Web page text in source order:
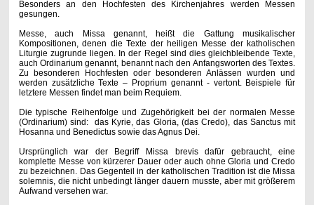
Besonders an den Hochfesten des Kirchenjahres werden Messen
gesungen.
Messe, auch Missa genannt, heißt die
Gattung musikalischer
Kompositionen, denen die Texte der heiligen Messe der katholischen
Liturgie zugrunde liegen. In der Regel sind dies gleichbleibende Texte,
auch Ordinarium genannt, benannt nach den Anfangsworten des Textes.
Zu besonderen Hochfesten oder besonderen Anlässen wurden und
werden zusätzliche Texte – Proprium genannt - vertont. Beispiele für
letztere Messen findet man beim Requiem.
Die typische Reihenfolge und Zugehörigkeit bei der normalen Messe
(Ordinarium) sind: das Kyrie, das Gloria, (das Credo), das Sanctus mit
Hosanna und Benedictus sowie das Agnus Dei.
Ursprünglich war der Begriff Missa brevis dafür gebraucht, eine
komplette Messe von kürzerer Dauer oder auch ohne Gloria und Credo
zu bezeichnen. Das Gegenteil in der katholischen Tradition ist die Missa
solemnis, die nicht unbedingt länger dauern musste, aber mit größerem
Aufwand versehen war.